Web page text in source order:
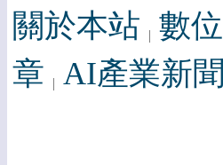
關於本站 數
章 AI產業新聞